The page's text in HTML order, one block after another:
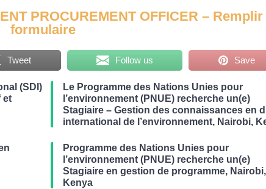
PROCUREMENT OFFICER – Remplir
formulaire
Tweet Follow us Save
(SDI)
et
Le Programme des Nations Unies pour
l’environnement (PNUE) recherche un(e)
Stagiaire – Gestion des connaissances en
international de l’environnement, Nairobi,
Programme des Nations Unies pour
l’environnement (PNUE) recherche un(e)
Stagiaire en gestion de programme, Nairobi,
Kenya